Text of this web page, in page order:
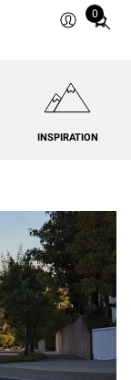
0
Total
0
INSPIRATION